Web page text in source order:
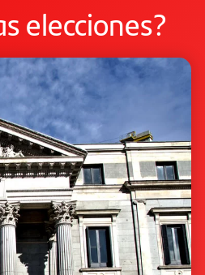
elecciones?